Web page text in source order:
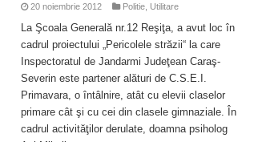
20 noiembrie 2012 Politie, Utilitare
La Şcoala Generală nr.12 Reşiţa, a avut loc în
cadrul proiectului „Pericolele străzii“ la care
Inspectoratul de Jandarmi Judeţean Caraş-
Severin este partener alături de C.S.E.I.
Primavara, o întâlnire, atât cu elevii claselor
primare cât şi cu cei din clasele gimnaziale. În
cadrul activităţilor derulate, doamna psiholog